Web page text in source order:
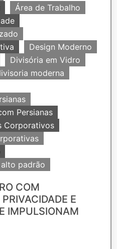
Área de Trabalho
Design Moderno
Divisória em Vidro
moderna
Persianas
Corporativos
padrão
COM
E
IMPULSIONAM